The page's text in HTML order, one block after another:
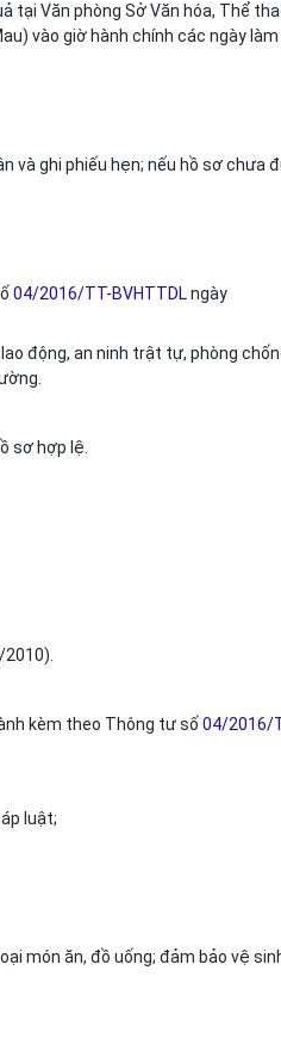
tại Văn phòng Sở Văn hóa, Thể
vào giờ hành chính các ngày làm
và ghi phiếu hẹn; nếu hồ sơ chưa
04/2016/TT-BVHTTDLngày
động, an ninh trật tự, phòng
sơ hợp lệ.
kèm theo Thông tư số 04/2016/
luật;
món ăn, đồ uống; đảm bảo vệ